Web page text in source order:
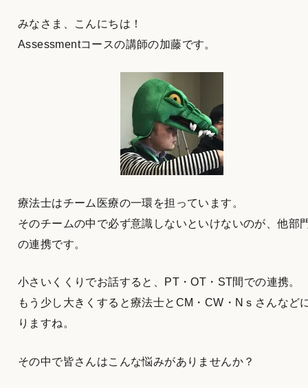
みなさま、こんにちは！
Assessmentコースの講師の加藤です。
療法士はチーム医療の一環を担っています。
そのチームの中で必ず意識しないといけないのが、他部
の連携です。
小さいくくりでお話すると、PT・OT・ST間での連携。
もう少し大きくすると療法士とCM・CW・Nｓさんなど
りますね。
その中で皆さんはこんな悩みがありませんか？